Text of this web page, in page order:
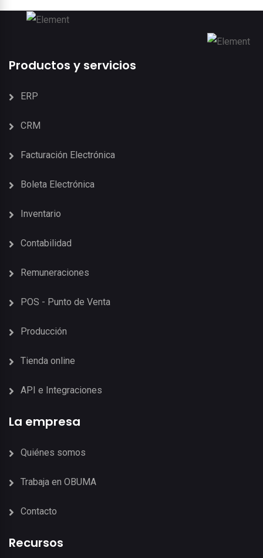
Productos y servicios
ERP
CRM
Facturación Electrónica
Boleta Electrónica
Inventario
Contabilidad
Remuneraciones
POS - Punto de Venta
Producción
Tienda online
API e Integraciones
La empresa
Quiénes somos
Trabaja en OBUMA
Contacto
Recursos